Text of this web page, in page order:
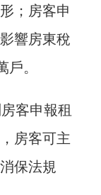
；房客申
響房東稅
。
客申報租
房客可主
保法規